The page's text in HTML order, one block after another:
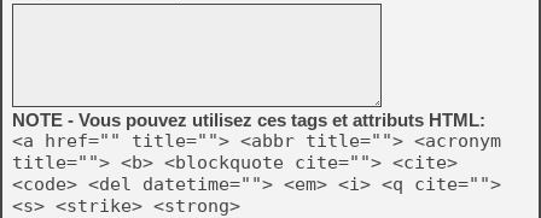
NOTE - Vous pouvez utilisez ces tags et attributs HTML:
<a href="" title=""> <abbr title=""> <acronym
title=""> <b> <blockquote cite=""> <cite>
<code> <del datetime=""> <em> <i> <q cite="">
<s> <strike> <strong>